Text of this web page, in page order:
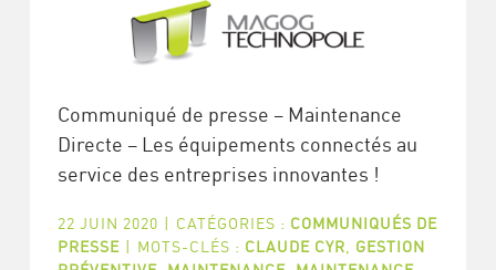
Communiqué de presse – Maintenance
Directe – Les équipements connectés au
service des entreprises innovantes !
22 JUIN 2020 | CATÉGORIES : COMMUNIQUÉS DE
PRESSE | MOTS-CLÉS : CLAUDE CYR
GESTION